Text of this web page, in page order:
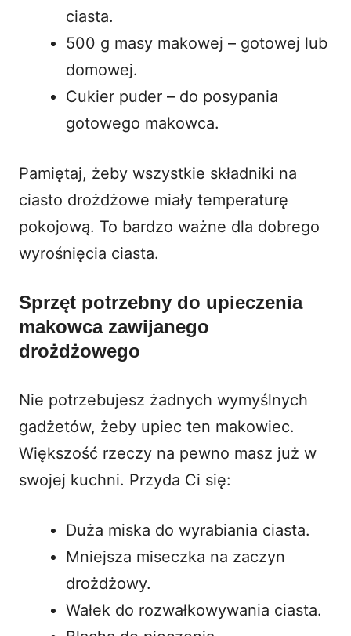
ciasta.
500 g masy makowej – gotowej lub
domowej.
Cukier puder – do posypania
gotowego makowca.
Pamiętaj, żeby wszystkie składniki na
ciasto drożdżowe miały temperaturę
pokojową. To bardzo ważne dla dobrego
wyrośnięcia ciasta.
Sprzęt potrzebny do upieczenia
makowca zawijanego
drożdżowego
Nie potrzebujesz żadnych wymyślnych
gadżetów, żeby upiec ten makowiec.
Większość rzeczy na pewno masz już w
swojej kuchni. Przyda Ci się:
Duża miska do wyrabiania ciasta.
Mniejsza miseczka na zaczyn
drożdżowy.
Wałek do rozwałkowywania ciasta.